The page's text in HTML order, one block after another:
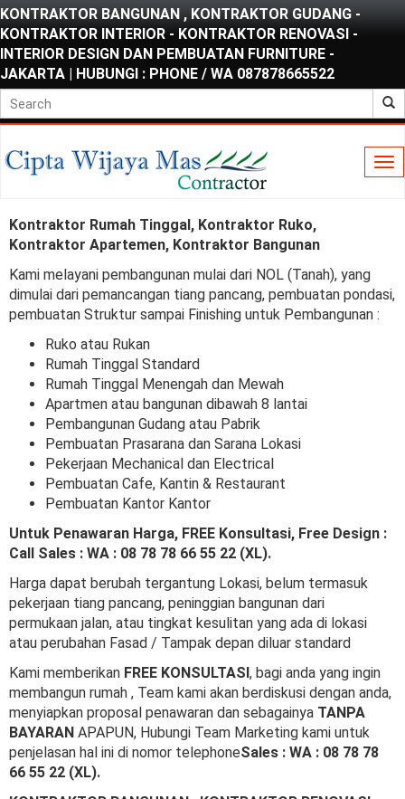
KONTRAKTOR BANGUNAN , KONTRAKTOR GUDANG -
KONTRAKTOR INTERIOR - KONTRAKTOR RENOVASI -
INTERIOR DESIGN DAN PEMBUATAN FURNITURE -
JAKARTA | HUBUNGI : PHONE / WA 087878665522
Kontraktor Rumah Tinggal, Kontraktor Ruko,
Kontraktor Apartemen, Kontraktor Bangunan
Kami melayani pembangunan mulai dari NOL (Tanah), yang
dimulai dari pemancangan tiang pancang, pembuatan pondasi,
pembuatan Struktur sampai Finishing untuk Pembangunan :
Ruko atau Rukan
Rumah Tinggal Standard
Rumah Tinggal Menengah dan Mewah
Apartmen atau bangunan dibawah 8 lantai
Pembangunan Gudang atau Pabrik
Pembuatan Prasarana dan Sarana Lokasi
Pekerjaan Mechanical dan Electrical
Pembuatan Cafe, Kantin & Restaurant
Pembuatan Kantor Kantor
Untuk Penawaran Harga, FREE Konsultasi, Free Design :
Call Sales : WA : 08 78 78 66 55 22 (XL).
Harga dapat berubah tergantung Lokasi, belum termasuk
pekerjaan tiang pancang, peninggian bangunan dari
permukaan jalan, atau tingkat kesulitan yang ada di lokasi
atau perubahan Fasad / Tampak depan diluar standard
Kami memberikan FREE KONSULTASI, bagi anda yang ingin
membangun rumah , Team kami akan berdiskusi dengan anda,
menyiapkan proposal penawaran dan sebagainya TANPA
BAYARAN APAPUN, Hubungi Team Marketing kami untuk
penjelasan hal ini di nomor telephoneSales : WA : 08 78 78
66 55 22 (XL).